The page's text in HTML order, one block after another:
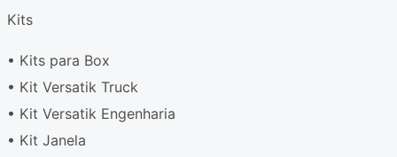
Kits
• Kits para Box
• Kit Versatik Truck
• Kit Versatik Engenharia
• Kit Janela